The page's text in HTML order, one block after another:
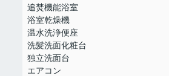
追焚機能浴室
浴室乾燥機
温水洗浄便座
洗髪洗面化粧台
独立洗面台
エアコン